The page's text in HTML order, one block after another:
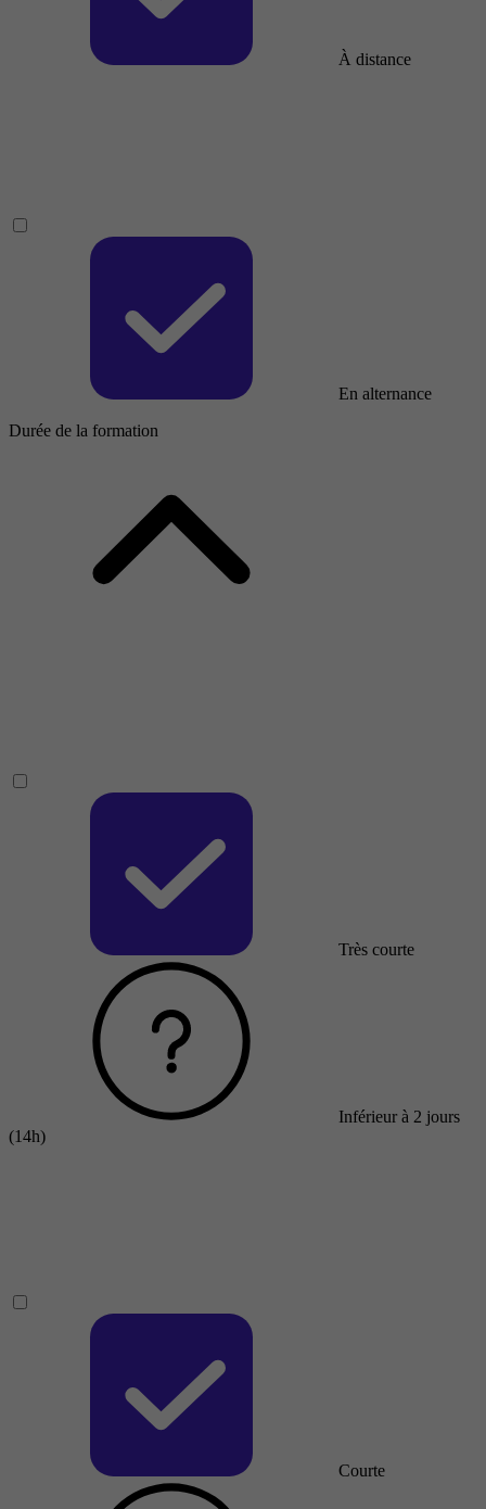
À distance
En alternance
Durée de la formation
Très courte
Inférieur à 2 jours
(14h)
Courte